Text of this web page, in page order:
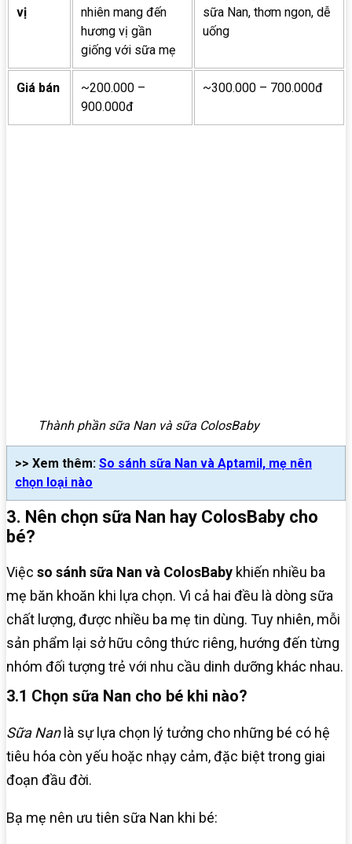
vị
nhiên mang đến
hương vị gần
giống với sữa mẹ
sữa Nan, thơm ngon, dễ
uống
Giá bán
~200.000 –
900.000đ
~300.000 – 700.000đ
Thành phần sữa Nan và sữa ColosBaby
>> Xem thêm: So sánh sữa Nan và Aptamil, mẹ nên
chọn loại nào
3. Nên chọn sữa Nan hay ColosBaby cho
bé?
Việc so sánh sữa Nan và ColosBaby khiến nhiều ba
mẹ băn khoăn khi lựa chọn. Vì cả hai đều là dòng sữa
chất lượng, được nhiều ba mẹ tin dùng. Tuy nhiên, mỗi
sản phẩm lại sở hữu công thức riêng, hướng đến từng
nhóm đối tượng trẻ với nhu cầu dinh dưỡng khác nhau.
3.1 Chọn sữa Nan cho bé khi nào?
Sữa Nanlà sự lựa chọn lý tưởng cho những bé có hệ
tiêu hóa còn yếu hoặc nhạy cảm, đặc biệt trong giai
đoạn đầu đời.
Bạ mẹ nên ưu tiên sữa Nan khi bé: